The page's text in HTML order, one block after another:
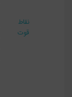
نقاط
قوت